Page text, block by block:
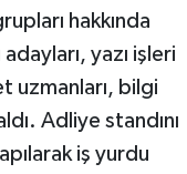
hakkında
yazı işleri
uzmanları, bilgi
Adliye standını
iş yurdu